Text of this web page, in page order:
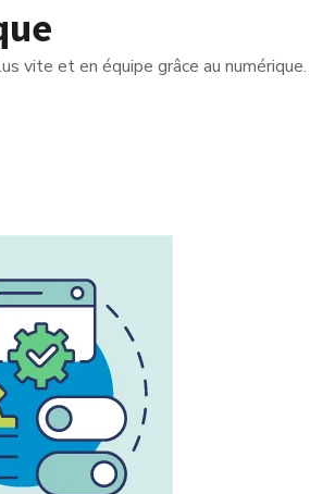
vite et en équipe grâce au numérique.